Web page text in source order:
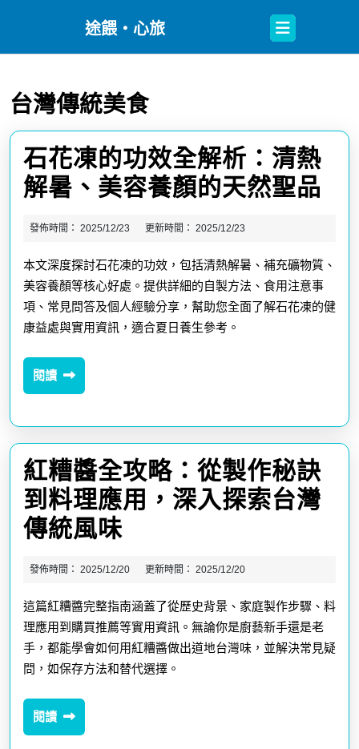
途餵・心旅
Open
Button
台灣傳統美食
石花凍的功效全解析：清熱
解暑、美容養顏的天然聖品
的
功
析
清
養
顏
發佈時間： 2025/12/23 更新時間： 2025/12/23
本文深度探討石花凍的功效，包括清熱解暑、補充礦物質、
美容養顏等核心好處。提供詳細的自製方法、食用注意事
項、常見問答及個人經驗分享，幫助您全面了解石花凍的健
康益處與實用資訊，適合夏日養生參考。
閱讀
閱
讀
紅糟醬全攻略：從製作秘訣
到料理應用，深入探索台灣
傳統風味
全
攻
略：
發佈時間： 2025/12/20 更新時間： 2025/12/20
這篇紅糟醬完整指南涵蓋了從歷史背景、家庭製作步驟、料
理應用到購買推薦等實用資訊。無論你是廚藝新手還是老
手，都能學會如何用紅糟醬做出道地台灣味，並解決常見疑
問，如保存方法和替代選擇。
閱讀
閱
讀